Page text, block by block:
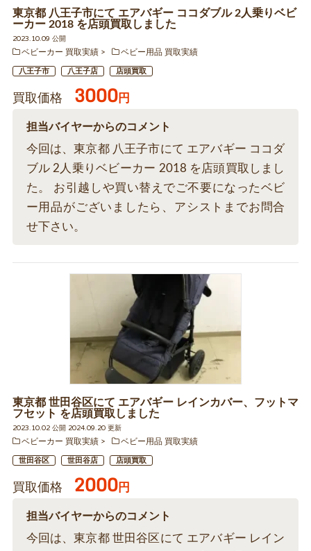
東京都 八王子市にて エアバギー ココダブル 2人乗りベビ
ーカー 2018 を店頭買取しました
2023.10.09 公開
ベビーカー 買取実績
ベビー用品 買取実績
八王子市 八王子店 店頭買取
買取価格 3000円
担当バイヤーからのコメント
今回は、東京都 八王子市にて エアバギー ココダ
ブル 2人乗りベビーカー 2018 を店頭買取しまし
た。 お引越しや買い替えでご不要になったベビ
ー用品がございましたら、アシストまでお問合
せ下さい。
東京都 世田谷区にて エアバギー レインカバー、フットマ
フセット を店頭買取しました
2023.10.02 公開 2024.09.20 更新
ベビーカー 買取実績
ベビー用品 買取実績
世田谷区 世田谷店 店頭買取
買取価格 2000円
担当バイヤーからのコメント
今回は、東京都 世田谷区にて エアバギー レイン